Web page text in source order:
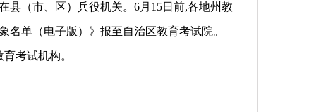
县（市、区）兵役机关。6月15日前,各地州教
名单（电子版）》报至自治区教育考试院。
考试机构。